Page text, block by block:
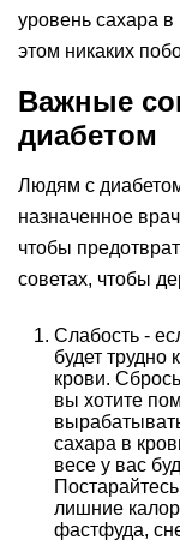
уровень сахара
этом никаких
Важные
диабетом
Людям с
назначенное
чтобы
советах, чтобы
Слабость -
будет трудно
крови.
вы хотите
сахара в
весе у вас
лишние
фастфуда,